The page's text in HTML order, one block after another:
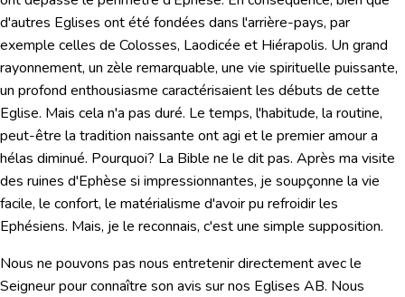
d'autres Eglises ont été fondées dans l'arrière-pays, par
exemple celles de Colosses, Laodicée et Hiérapolis. Un grand
rayonnement, un zèle remarquable, une vie spirituelle puissante,
un profond enthousiasme caractérisaient les débuts de cette
Eglise. Mais cela n'a pas duré. Le temps, l'habitude, la routine,
peut-être la tradition naissante ont agi et le premier amour a
hélas diminué. Pourquoi? La Bible ne le dit pas. Après ma visite
des ruines d'Ephèse si impressionnantes, je soupçonne la vie
facile, le confort, le matérialisme d'avoir pu refroidir les
Ephésiens. Mais, je le reconnais, c'est une simple supposition.
Nous ne pouvons pas nous entretenir directement avec le
Seigneur pour connaître son avis sur nos Eglises AB. Nous